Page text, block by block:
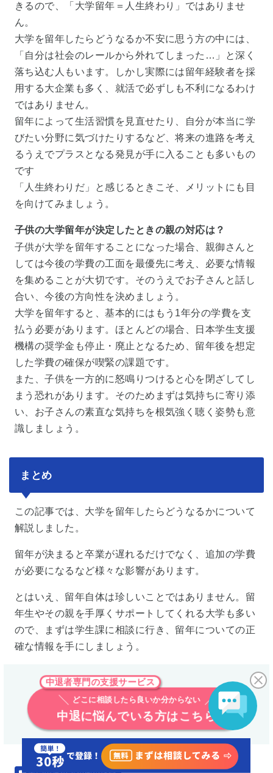
きるので、「大学留年＝人生終わり」ではありませ
ん。
大学を留年したらどうなるか不安に思う方の中には、
「自分は社会のレールから外れてしまった…」と深く
落ち込む人もいます。しかし実際には留年経験者を採
用する大企業も多く、就活で必ずしも不利になるわけ
ではありません。
留年によって生活習慣を見直せたり、自分が本当に学
びたい分野に気づけたりするなど、将来の進路を考え
るうえでプラスとなる発見が手に入ることも多いもの
です
「人生終わりだ」と感じるときこそ、メリットにも目
を向けてみましょう。
子供の大学留年が決定したときの親の対応は？
子供が大学を留年することになった場合、親御さんと
しては今後の学費の工面を最優先に考え、必要な情報
を集めることが大切です。そのうえでお子さんと話し
合い、今後の方向性を決めましょう。
大学を留年すると、基本的にはもう1年分の学費を支
払う必要があります。ほとんどの場合、日本学生支援
機構の奨学金も停止・廃止となるため、留年後を想定
した学費の確保が喫緊の課題です。
また、子供を一方的に怒鳴りつけると心を閉ざしてし
まう恐れがあります。そのためまずは気持ちに寄り添
い、お子さんの素直な気持ちを根気強く聴く姿勢も意
識しましょう。
まとめ
この記事では、大学を留年したらどうなるかについて
解説しました。
留年が決まると卒業が遅れるだけでなく、追加の学費
が必要になるなど様々な影響があります。
とはいえ、留年自体は珍しいことではありません。留
年生やその親を手厚くサポートしてくれる大学も多い
ので、まずは学生課に相談に行き、留年についての正
確な情報を手にしましょう。
中退者専門の支援サービス
どこに相談したら良いか分からない
中退に悩んでいる方はこちら